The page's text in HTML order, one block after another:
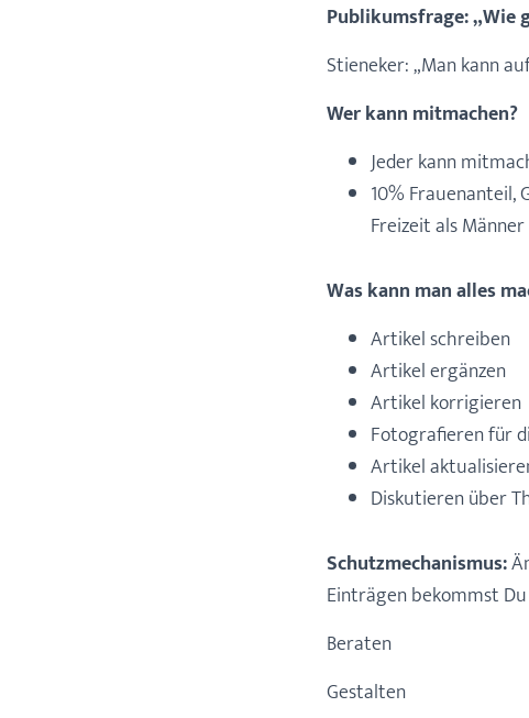
Publikumsfrage: „Wie
Stieneker: „Man kann
Wer kann mitmachen?
Jeder kann
10%
Freizeit als
Was kann man alles
Artikel schreiben
Artikel ergänzen
Artikel korrigieren
Fotografieren für
Artikel
Diskutieren über
Schutzmechanismus:
Einträgen bekommst
Beraten
Gestalten